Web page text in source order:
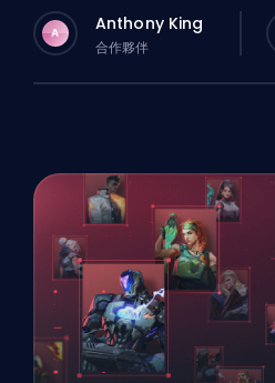
A Anthony King
合作夥伴